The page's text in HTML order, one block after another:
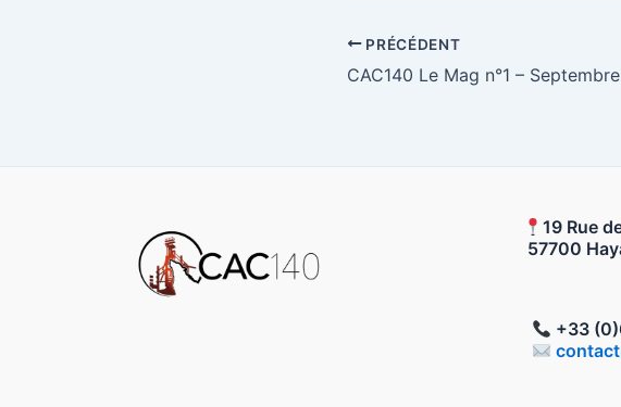
Navigation
des
PRÉCÉDENT
19 Rue
57700
+33